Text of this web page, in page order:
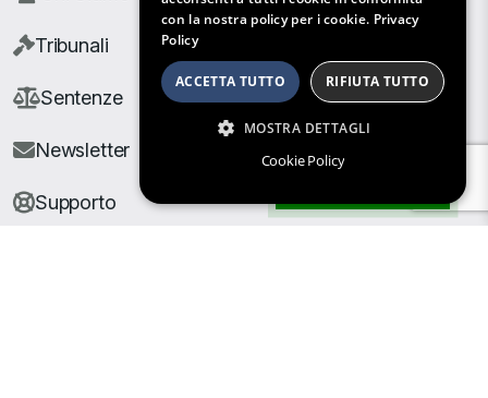
Tribunali
Sentenze
Newsletter
Supporto
con la nostra policy per i cookie. Privacy
Policy
ACCETTA TUTTO RIFIUTA TUTTO
MOSTRA DETTAGLI
Cookie Policy